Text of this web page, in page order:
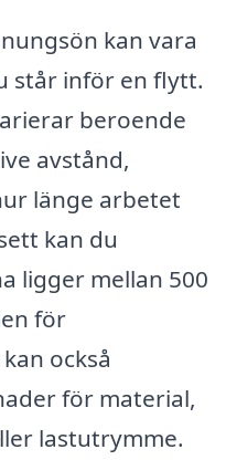
kan vara
står inför en flytt.
beroende
avstånd,
länge arbetet
kan du
ligger mellan 500
för
också
för material,
lastutrymme.